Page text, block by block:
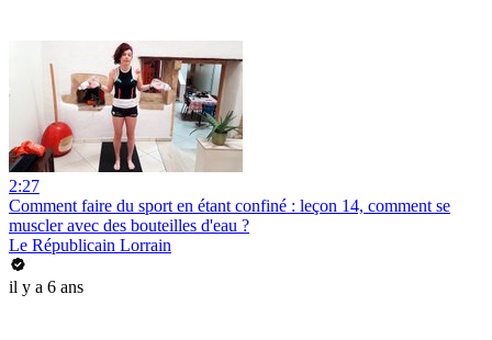
2:27
Comment faire du sport en étant confiné : leçon 14, comment se
muscler avec des bouteilles d'eau ?
Le Républicain Lorrain
il y a 6 ans